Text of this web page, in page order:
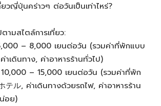
วญี่ปุ่นคร่าวๆ ต่อวันเป็นเท่าไหร่?
ามสไตล์การเที่ยว:
– 8,000 เยนต่อวัน (รวมค่าที่พักแบบ
เดินทาง, ค่าอาหารร้านทั่วไป)
– 15,000 เยนต่อวัน (รวมค่าที่พัก
テル, ค่าเดินทางด้วยรถไฟ, ค่าอาหารร้าน
อย)